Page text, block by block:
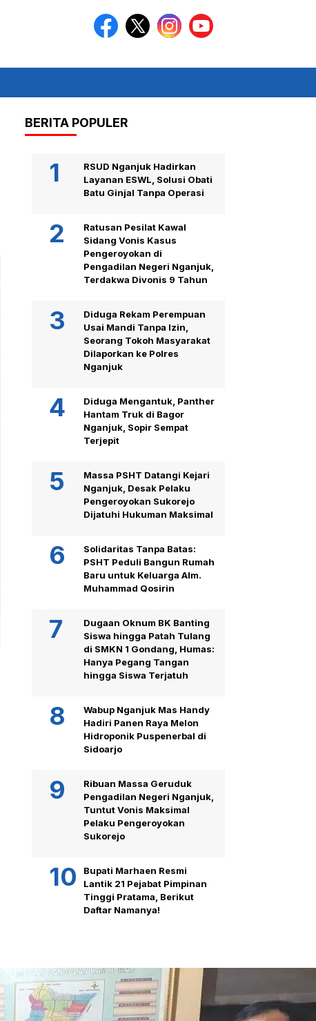
BERITA POPULER
RSUD Nganjuk Hadirkan
Layanan ESWL, Solusi Obati
Batu Ginjal Tanpa Operasi
Ratusan Pesilat Kawal
Sidang Vonis Kasus
Pengeroyokan di
Pengadilan Negeri Nganjuk,
Terdakwa Divonis 9 Tahun
Diduga Rekam Perempuan
Usai Mandi Tanpa Izin,
Seorang Tokoh Masyarakat
Dilaporkan ke Polres
Nganjuk
Diduga Mengantuk, Panther
Hantam Truk di Bagor
Nganjuk, Sopir Sempat
Terjepit
Massa PSHT Datangi Kejari
Nganjuk, Desak Pelaku
Pengeroyokan Sukorejo
Dijatuhi Hukuman Maksimal
Solidaritas Tanpa Batas:
PSHT Peduli Bangun Rumah
Baru untuk Keluarga Alm.
Muhammad Qosirin
Dugaan Oknum BK Banting
Siswa hingga Patah Tulang
di SMKN 1 Gondang, Humas:
Hanya Pegang Tangan
hingga Siswa Terjatuh
Wabup Nganjuk Mas Handy
Hadiri Panen Raya Melon
Hidroponik Puspenerbal di
Sidoarjo
Ribuan Massa Geruduk
Pengadilan Negeri Nganjuk,
Tuntut Vonis Maksimal
Pelaku Pengeroyokan
Sukorejo
Bupati Marhaen Resmi
Lantik 21 Pejabat Pimpinan
Tinggi Pratama, Berikut
Daftar Namanya!